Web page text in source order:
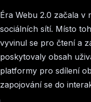
Éra Webu 2.0 začala
sociálních sítí. Místo
vyvinul se pro čtení a
poskytovaly obsah
platformy pro sdílení
zapojování se do